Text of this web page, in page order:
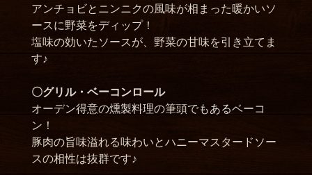
アンチョビとニンニクの風味が相まった暖かいソ
ースに野菜をディップ！
塩味の効いたソースが、野菜の甘味を引き立てま
す♪
〇グリル・ベーコンロール
オーデン得意の燻製料理の筆頭でもあるベーコ
ン！
豚肉の旨味溢れる味わいとハニーマスタードソー
スの相性は抜群です♪